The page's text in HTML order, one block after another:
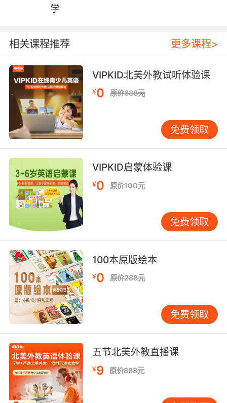
情况
英语教材的，所以机构的教材选用也是非常重要
的一个方面。机构选用的教材其内容要符合孩子
的学习特点，难易程度要适中更好地被孩子们接
受。无论是引进国外原版的教材，还是机构自主
研发的教材都应该符合这些特点、才能为孩子的
英语学习带来更加有效的帮助。
二是教学模式：机构的教学模式在很大程度上决
定了孩子们的学习成果，现在线上英语培训机构
采用的教学模式大都是一对一、这样的教学模式
其针对性是非常强的，孩子遇到任何问题都可以
得到老师及时的解答。同时孩子与老师之间的交
流互动也会更加频繁，那么孩子的英语听力和口
语也会得到更加有效的提升。
三是教学水平：主要就是看老师的教学水平如
何，包括老师专业知识技能、口语水平以及教学
经验等等，优秀的老师才能更好地根据孩子的特
点因材施教，以帮助孩子更好地学习英语。
在线英语培训价格多少合适最后要告诉大家的
学
相关课程推荐 更多课程>
VIPKID北美外教试听体验课
¥0 原价688元
免费领取
VIPKID启蒙体验课
¥0 原价100元
免费领取
100本原版绘本
¥0 原价288元
免费领取
五节北美外教直播课
¥9 原价888元